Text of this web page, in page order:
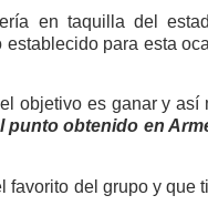
en taquilla del
establecido para esta
objetivo es ganar y así
obtenido en
del grupo y que